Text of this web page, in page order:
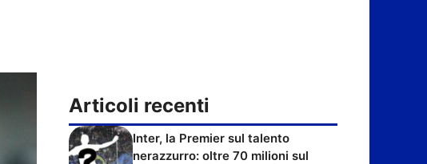
Articoli recenti
Inter, la Premier sul talento
nerazzurro: oltre 70 milioni sul